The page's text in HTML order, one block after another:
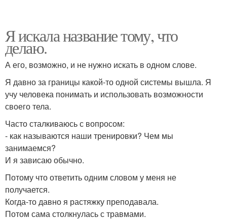
Я искала название тому, что
делаю.
А его, возможно, и не нужно искать в одном слове.
Я давно за границы какой-то одной системы вышла. Я
учу человека понимать и использовать возможности
своего тела.
Часто сталкиваюсь с вопросом:
- как называются наши тренировки? Чем мы
занимаемся?
И я зависаю обычно.
Потому что ответить одним словом у меня не
получается.
Когда-то давно я растяжку преподавала.
Потом сама столкнулась с травмами.